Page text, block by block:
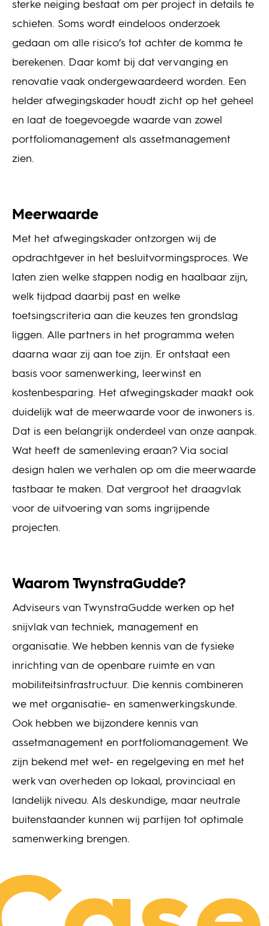
sterke neiging bestaat om per project in details te
schieten. Soms wordt eindeloos onderzoek
gedaan om alle risico’s tot achter de komma te
berekenen. Daar komt bij dat vervanging en
renovatie vaak ondergewaardeerd worden. Een
helder afwegingskader houdt zicht op het geheel
en laat de toegevoegde waarde van zowel
portfoliomanagement als assetmanagement
zien.
Meerwaarde
Met het afwegingskader ontzorgen wij de
opdrachtgever in het besluitvormingsproces. We
laten zien welke stappen nodig en haalbaar zijn,
welk tijdpad daarbij past en welke
toetsingscriteria aan die keuzes ten grondslag
liggen. Alle partners in het programma weten
daarna waar zij aan toe zijn. Er ontstaat een
basis voor samenwerking, leerwinst en
kostenbesparing. Het afwegingskader maakt ook
duidelijk wat de meerwaarde voor de inwoners is.
Dat is een belangrijk onderdeel van onze aanpak.
Wat heeft de samenleving eraan? Via social
design halen we verhalen op om die meerwaarde
tastbaar te maken. Dat vergroot het draagvlak
voor de uitvoering van soms ingrijpende
projecten.
Waarom TwynstraGudde?
Adviseurs van TwynstraGudde werken op het
snijvlak van techniek, management en
organisatie. We hebben kennis van de fysieke
inrichting van de openbare ruimte en van
mobiliteitsinfrastructuur. Die kennis combineren
we met organisatie- en samenwerkingskunde.
Ook hebben we bijzondere kennis van
assetmanagement en portfoliomanagement. We
zijn bekend met wet- en regelgeving en met het
werk van overheden op lokaal, provinciaal en
landelijk niveau. Als deskundige, maar neutrale
buitenstaander kunnen wij partijen tot optimale
samenwerking brengen.